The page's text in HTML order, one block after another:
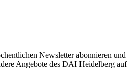
Newsletter abonnieren und
Angebote des DAI Heidelberg auf